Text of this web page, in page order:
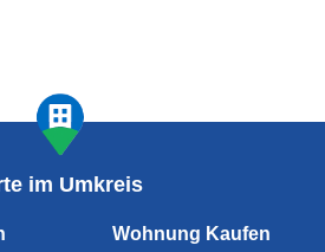
im Umkreis
Wohnung Kaufen